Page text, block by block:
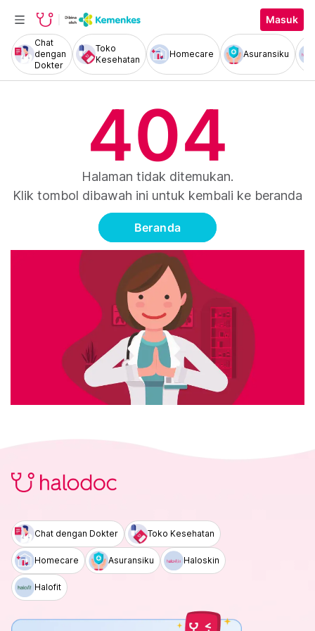
Masuk
Chat
dengan
Dokter
Toko
Kesehatan
Homecare Asuransiku
404
Halaman tidak ditemukan.
Klik tombol dibawah ini untuk kembali ke beranda
Beranda
Chat dengan Dokter Toko Kesehatan
Homecare Asuransiku Haloskin
Halofit